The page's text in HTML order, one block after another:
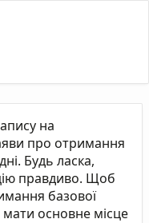
на
про отримання
Будь ласка,
правдиво. Щоб
базової
основне місце